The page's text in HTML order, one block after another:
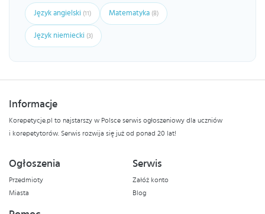
Język angielski (11) Matematyka (8)
Język niemiecki (3)
Informacje
Korepetycje.pl to najstarszy w Polsce serwis ogłoszeniowy dla uczniów
i korepetytorów. Serwis rozwija się już od ponad 20 lat!
Ogłoszenia
Przedmioty
Miasta
Serwis
Załóż konto
Blog